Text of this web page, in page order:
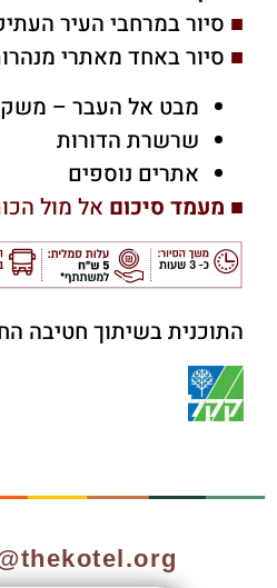
■ סיור במרחבי העיר
■ סיור באחד מאתרי
מבט אל העבר –
שרשרת הדורות
אתרים נוספים
■ מעמד סיכום אל מול
התוכנית בשיתוך חטיבה